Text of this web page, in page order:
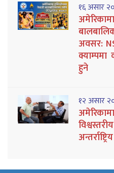
१६ असार
अवसर:
क्याम्पमा
हुने
१२ असार